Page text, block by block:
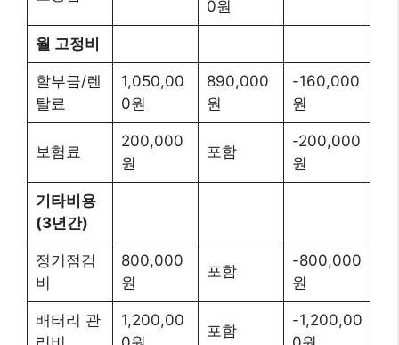
0원
월 고정비
할부금/렌
탈료
1,050,00
0원
890,000
원
-160,000
원
보험료
200,000
원
포함
-200,000
원
기타비용
(3년간)
정기점검
비
800,000
원
포함
-800,000
원
배터리 관
1,200,00
포함
-1,200,00